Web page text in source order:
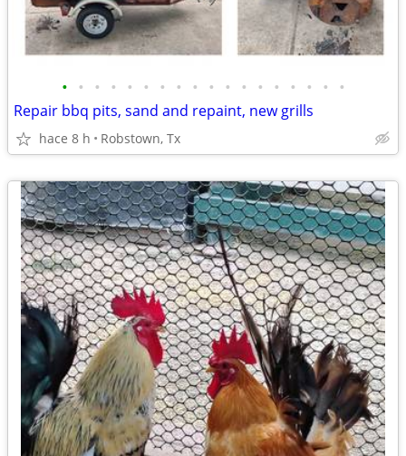
• • • • • • • • • • • • • • • • • •
Repair bbq pits, sand and repaint, new grills
hace 8 h Robstown, Tx